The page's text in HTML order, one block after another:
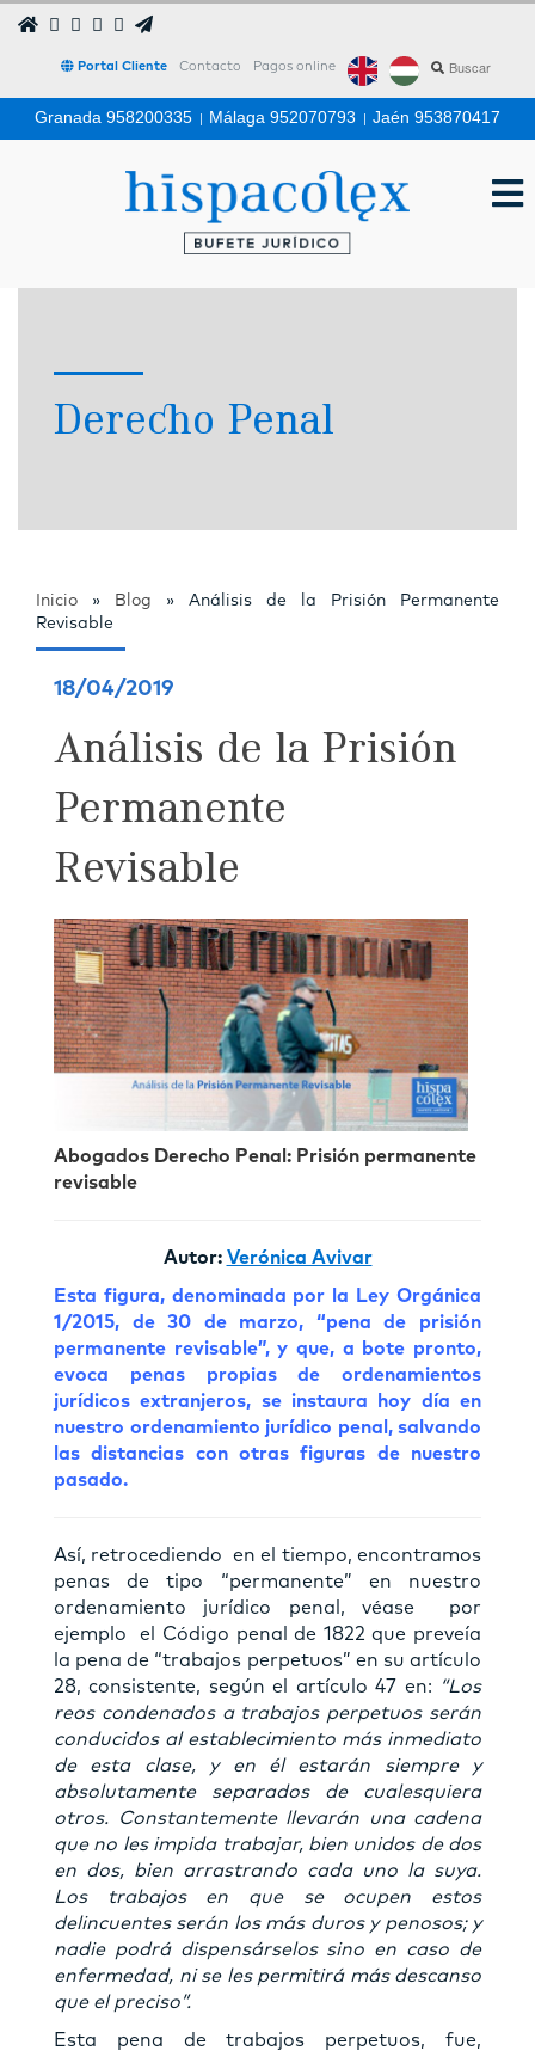
Portal Cliente Contacto Pagos online
Granada 958200335 | Málaga 952070793 | Jaén 953870417
Derecho Penal
Inicio » Blog » Análisis de la Prisión Permanente
Revisable
18/04/2019
Análisis de la Prisión
Permanente
Revisable
Abogados Derecho Penal: Prisión permanente
revisable
Autor: Verónica Avivar
Esta figura, denominada por la Ley Orgánica
1/2015, de 30 de marzo, “pena de prisión
permanente revisable”, y que, a bote pronto,
evoca penas propias de ordenamientos
jurídicos extranjeros, se instaura hoy día en
nuestro ordenamiento jurídico penal, salvando
las distancias con otras figuras de nuestro
pasado.
Así, retrocediendo en el tiempo, encontramos
penas de tipo “permanente” en nuestro
ordenamiento jurídico penal, véase por
ejemplo el Código penal de 1822 que preveía
la pena de “trabajos perpetuos” en su artículo
28, consistente, según el artículo 47 en:
“Los
reos condenados a trabajos perpetuos serán
conducidos al establecimiento más inmediato
de esta clase, y en él estarán siempre y
absolutamente separados de cualesquiera
otros. Constantemente llevarán una cadena
que no les impida trabajar, bien unidos de dos
en dos, bien arrastrando cada uno la suya.
Los trabajos en que se ocupen estos
delincuentes serán los más duros y penosos; y
nadie podrá dispensárselos sino en caso de
enfermedad, ni se les permitirá más descanso
que el preciso”.
Esta pena de trabajos perpetuos, fue,